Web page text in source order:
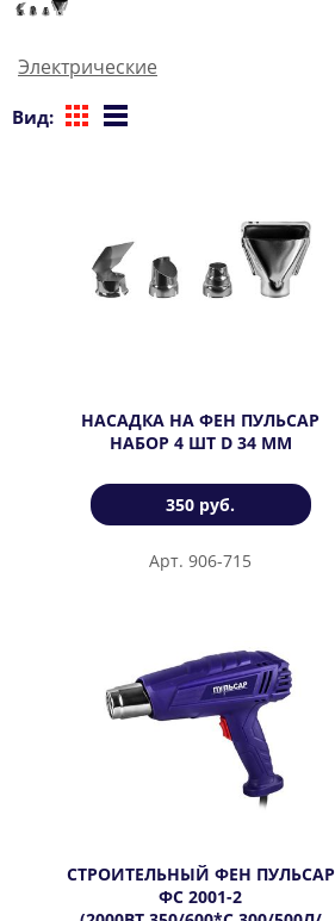
Электрические
Вид:
НАСАДКА НА ФЕН ПУЛЬСАР
НАБОР 4 ШТ D 34 ММ
350 руб.
Арт. 906-715
СТРОИТЕЛЬНЫЙ ФЕН ПУЛЬСАР
ФС 2001-2